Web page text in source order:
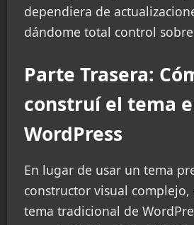
dependiera de
dándome total control
Parte Trasera:
construí el tema
WordPress
En lugar de usar un tema
constructor visual
tema tradicional de